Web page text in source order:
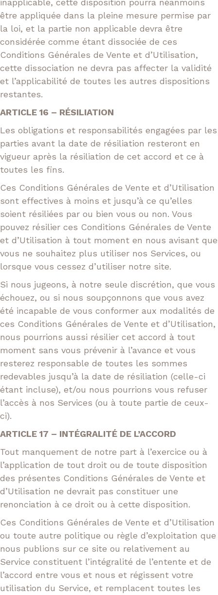
être appliquée dans la pleine mesure permise par
la loi, et la partie non applicable devra être
considérée comme étant dissociée de ces
Conditions Générales de Vente et d’Utilisation,
cette dissociation ne devra pas affecter la validité
et l’applicabilité de toutes les autres dispositions
restantes.
ARTICLE 16 – RÉSILIATION
Les obligations et responsabilités engagées par les
parties avant la date de résiliation resteront en
vigueur après la résiliation de cet accord et ce à
toutes les fins.
Ces Conditions Générales de Vente et d’Utilisation
sont effectives à moins et jusqu’à ce qu’elles
soient résiliées par ou bien vous ou non. Vous
pouvez résilier ces Conditions Générales de Vente
et d’Utilisation à tout moment en nous avisant que
vous ne souhaitez plus utiliser nos Services, ou
lorsque vous cessez d’utiliser notre site.
Si nous jugeons, à notre seule discrétion, que vous
échouez, ou si nous soupçonnons que vous avez
été incapable de vous conformer aux modalités de
ces Conditions Générales de Vente et d’Utilisation,
nous pourrions aussi résilier cet accord à tout
moment sans vous prévenir à l’avance et vous
resterez responsable de toutes les sommes
redevables jusqu’à la date de résiliation (celle-ci
étant incluse), et/ou nous pourrions vous refuser
l’accès à nos Services (ou à toute partie de ceux-
ci).
ARTICLE 17 – INTÉGRALITÉ DE L’ACCORD
Tout manquement de notre part à l’exercice ou à
l’application de tout droit ou de toute disposition
des présentes Conditions Générales de Vente et
d’Utilisation ne devrait pas constituer une
renonciation à ce droit ou à cette disposition.
Ces Conditions Générales de Vente et d’Utilisation
ou toute autre politique ou règle d’exploitation que
nous publions sur ce site ou relativement au
Service constituent l’intégralité de l’entente et de
l’accord entre vous et nous et régissent votre
utilisation du Service, et remplacent toutes les